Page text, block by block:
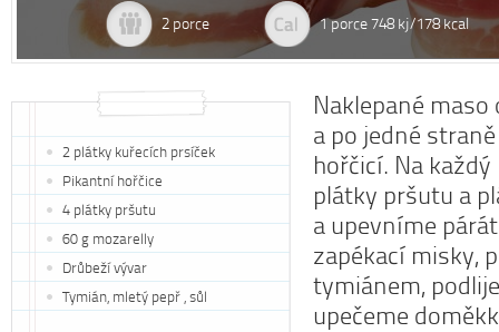
2 porce 1 porce 748 kj/178 kcal
2 plátky kuřecích prsíček
Pikantní hořčice
4 plátky pršutu
60 g mozarelly
Drůbeží vývar
Tymián, mletý pepř , sůl
Naklepané
a po jedné
hořčicí. Na
plátky pršutu a
a upevníme
zapékací misky,
tymiánem,
upečeme